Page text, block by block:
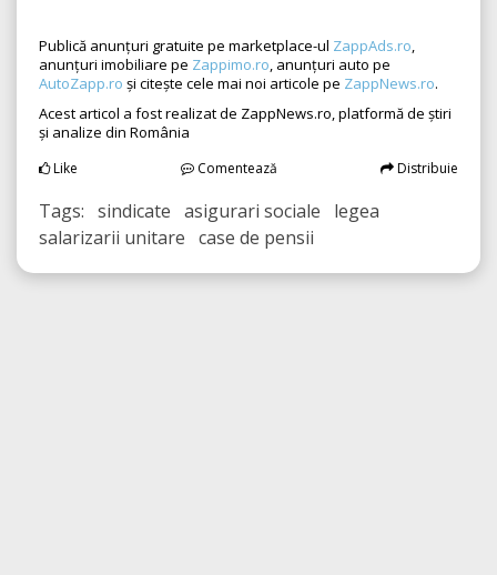
Publică anunțuri gratuite pe marketplace-ul ZappAds.ro,
anunțuri imobiliare pe Zappimo.ro, anunțuri auto pe
AutoZapp.ro și citește cele mai noi articole pe ZappNews.ro.
Acest articol a fost realizat de ZappNews.ro, platformă de știri
și analize din România
Like Comentează Distribuie
Tags: sindicate asigurari sociale legea
salarizarii unitare case de pensii